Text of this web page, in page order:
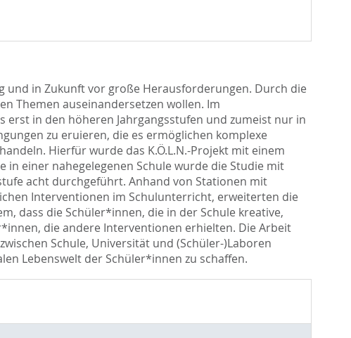
und in Zukunft vor große Herausforderungen. Durch die
Themen auseinandersetzen wollen. Im
in den höheren Jahrgangsstufen und zumeist nur in
zu eruieren, die es ermöglichen komplexe
Hierfür wurde das K.Ö.L.N.-Projekt mit einem
in einer nahegelegenen Schule wurde die Studie mit
acht durchgeführt. Anhand von Stationen mit
Interventionen im Schulunterricht, erweiterten die
dass die Schüler*innen, die in der Schule kreative,
die andere Interventionen erhielten. Die Arbeit
Schule, Universität und (Schüler-)Laboren
Lebenswelt der Schüler*innen zu schaffen.